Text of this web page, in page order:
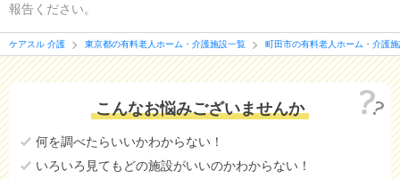
報告ください。
ケアスル 介護 東京都の有料老人ホーム・介護施設一覧 町田市の有料老人ホーム・介護
こんなお悩みございませんか
何を調べたらいいかわからない！
いろいろ見てもどの施設がいいのかわからない！